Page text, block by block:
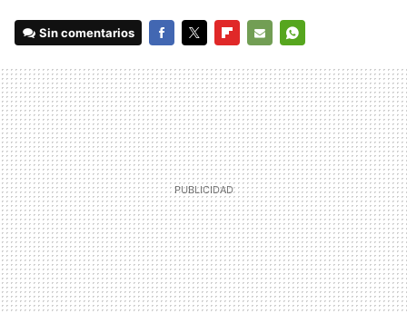
Sin comentarios
MAIL